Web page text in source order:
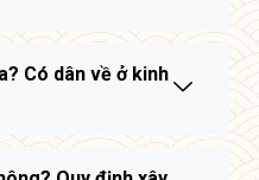
Có dân về ở kinh